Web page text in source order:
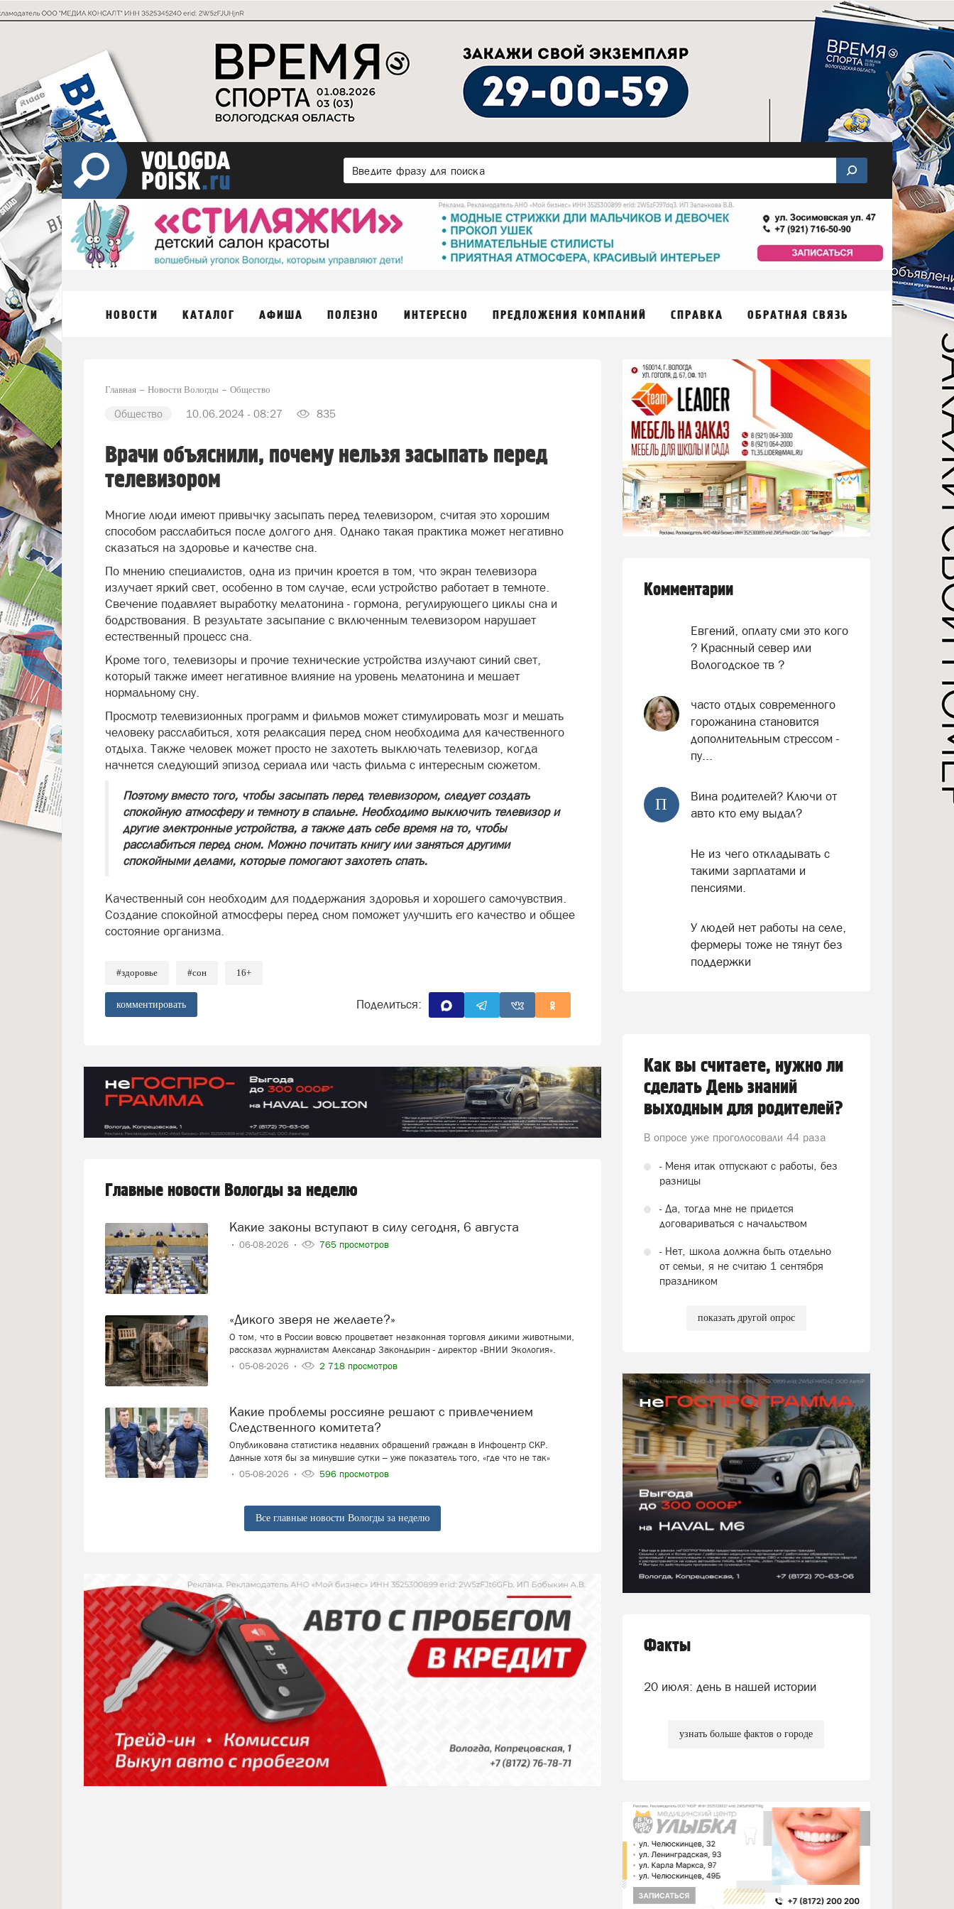
НОВОСТИ КАТАЛОГ АФИША ПОЛЕЗНО ИНТЕРЕСНО ПРЕДЛОЖЕНИЯ КОМПАНИЙ СПРАВКА ОБРАТНАЯ СВЯЗЬ
Главная Новости Вологды Общество
Общество 10.06.2024 - 08:27 835
Врачи объяснили, почему нельзя засыпать перед
телевизором
Многие люди имеют привычку засыпать перед телевизором, считая это хорошим
способом расслабиться после долгого дня. Однако такая практика может негативно
сказаться на здоровье и качестве сна.
По мнению специалистов, одна из причин кроется в том, что экран телевизора
излучает яркий свет, особенно в том случае, если устройство работает в темноте.
Свечение подавляет выработку мелатонина - гормона, регулирующего циклы сна и
бодрствования. В результате засыпание с включенным телевизором нарушает
естественный процесс сна.
Кроме того, телевизоры и прочие технические устройства излучают синий свет,
который также имеет негативное влияние на уровень мелатонина и мешает
нормальному сну.
Просмотр телевизионных программ и фильмов может стимулировать мозг и мешать
человеку расслабиться, хотя релаксация перед сном необходима для качественного
отдыха. Также человек может просто не захотеть выключать телевизор, когда
начнется следующий эпизод сериала или часть фильма с интересным сюжетом.
Поэтому вместо того, чтобы засыпать перед телевизором, следует создать
спокойную атмосферу и темноту в спальне. Необходимо выключить телевизор и
другие электронные устройства, а также дать себе время на то, чтобы
расслабиться перед сном. Можно почитать книгу или заняться другими
спокойными делами, которые помогают захотеть спать.
Качественный сон необходим для поддержания здоровья и хорошего самочувствия.
Создание спокойной атмосферы перед сном поможет улучшить его качество и общее
состояние организма.
#здоровье #сон 16+
комментировать Поделиться:
Главные новости Вологды за неделю
Какие законы вступают в силу сегодня, 6 августа
06-08-2026 765 просмотров
«Дикого зверя не желаете?»
О том, что в России вовсю процветает незаконная торговля дикими животными,
рассказал журналистам Александр Закондырин - директор «ВНИИ Экология».
05-08-2026
2 718 просмотров
Какие проблемы россияне решают с привлечением
Следственного комитета?
Опубликована статистика недавних обращений граждан в Инфоцентр СКР.
Данные хотя бы за минувшие сутки – уже показатель того, «где что не так»
05-08-2026
596 просмотров
Все главные новости Вологды за неделю
Комментарии
Евгений, оплату сми это кого
? Краснный север или
Вологодское тв ?
часто отдых современного
горожанина становится
дополнительным стрессом -
пу...
П
Вина родителей? Ключи от
авто кто ему выдал?
Не из чего откладывать с
такими зарплатами и
пенсиями.
У людей нет работы на селе,
фермеры тоже не тянут без
поддержки
Как вы считаете, нужно ли
сделать День знаний
выходным для родителей?
В опросе уже проголосовали 44 раза
- Меня итак отпускают с работы, без
разницы
- Да, тогда мне не придется
договариваться с начальством
- Нет, школа должна быть отдельно
от семьи, я не считаю 1 сентября
праздником
показать другой опрос
Факты
20 июля: день в нашей истории
узнать больше фактов о городе